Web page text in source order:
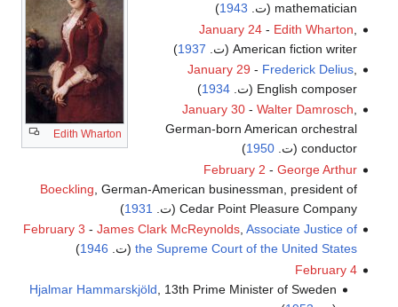
Edith Wharton
mathematician (ت.
1943
)
January 24- Edith Wharton
American fiction writer (ت.
1937
)
January 29 - Frederick Delius,
English composer (ت.
1934
)
January 30- Walter Damrosch,
German-born American orchestral
conductor (ت.
1950
)
February 2 - George Arthur
Boeckling , German-American businessman, president of
Cedar Point Pleasure Company (ت.
1931
)
February 3 - James Clark McReynolds, Associate Justice of
the Supreme Court of the United States (ت. 1946
)
February 4
Hjalmar Hammarskjöld , 13th Prime Minister of Sweden